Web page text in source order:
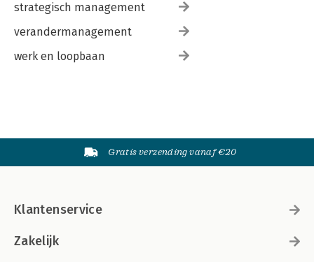
strategisch management
verandermanagement
werk en loopbaan
Gratis verzending vanaf €20
Klantenservice
Zakelijk